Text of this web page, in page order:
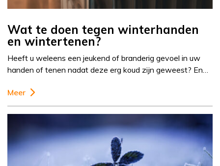
Wat te doen tegen winterhanden
en wintertenen?
Heeft u weleens een jeukend of branderig gevoel in uw
handen of tenen nadat deze erg koud zijn geweest? En…
Meer